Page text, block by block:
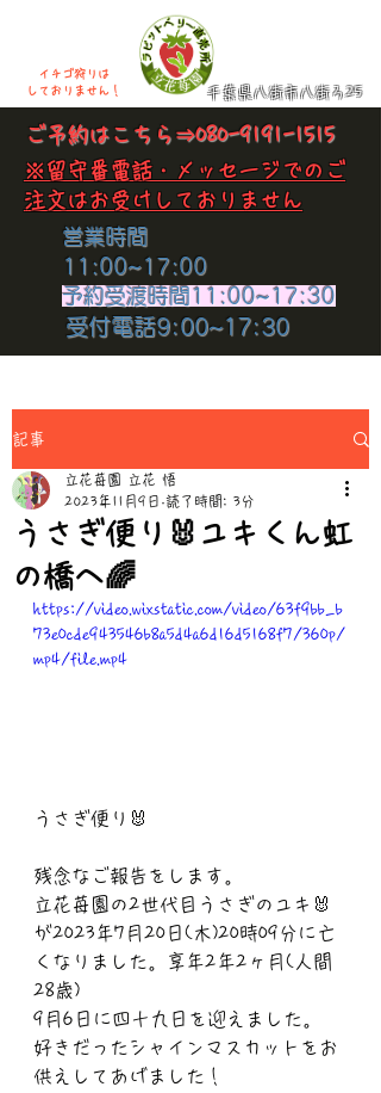
イチゴ狩りは
​しておりません！
千葉県八街市八街ろ25
​ご予約はこちら⇒080-9191-1515
​※留守番電話・メッセージでのご
注文はお受けしておりません
​営業時間
11:00~17:00
​予約受渡時間11:00~17:30
​受付電話9:00~17:30
記事
うさぎ便り🐰ユキくん虹
の橋へ🌈
立花苺園 立花 悟
2023年11月9日 読了時間: 3分
https://video.wixstatic.com/video/63f9bb_b
73e0cde943546b8a5d4a6d16d5168f7/360p/
mp4/file.mp4
うさぎ便り🐰
残念なご報告をします。
立花苺園の2世代目うさぎのユキ🐰
が2023年7月20日(木)20時09分に亡
くなりました。享年2年2ヶ月(人間
28歳)
9月6日に四十九日を迎えました。
好きだったシャインマスカットをお
供えしてあげました！